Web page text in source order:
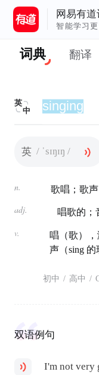
网易有
智能学习
词典 翻译
英
中
英 / ˈsɪŋɪŋ /
n. 歌唱；歌
adj. 唱歌的；
v.
唱（歌）
声（sing 的
初中 / 高中 /
双语例句
I'm not very